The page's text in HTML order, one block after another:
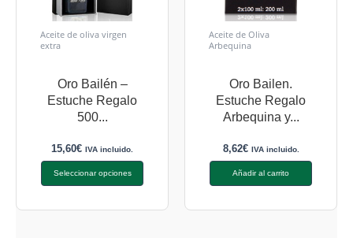
Aceite de oliva virgen
extra
Oro Bailén –
Estuche Regalo
500...
15,60€ IVA incluido.
Seleccionar opciones
Aceite de Oliva
Arbequina
Oro Bailen.
Estuche Regalo
Arbequina y...
8,62€ IVA incluido.
Añadir al carrito